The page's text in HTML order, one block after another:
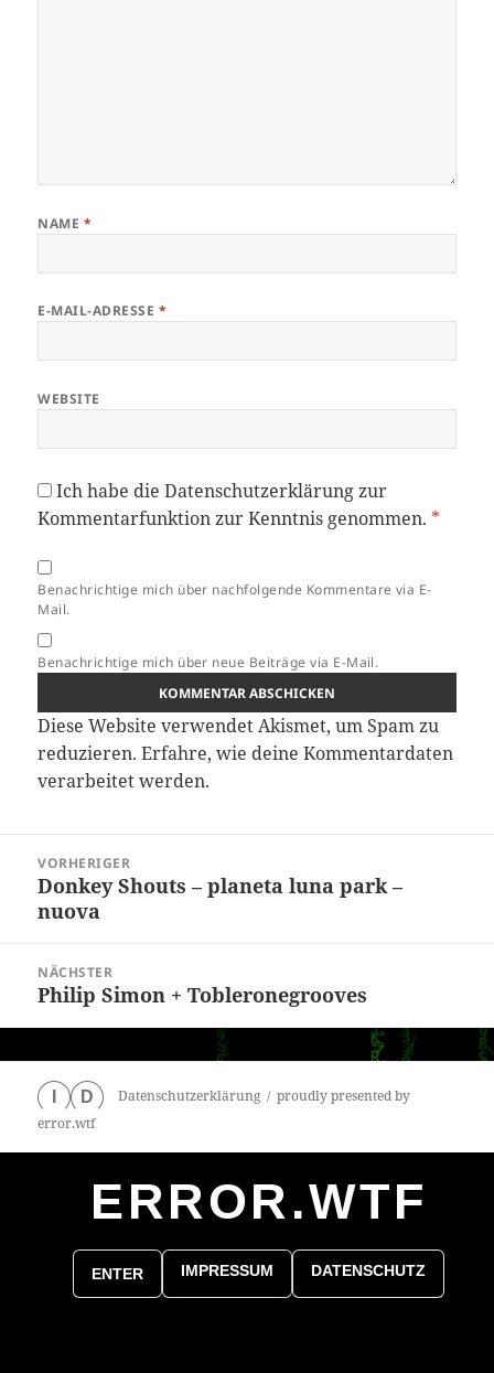
NAME *
E-MAIL-ADRESSE *
WEBSITE
Ich habe dieDatenschutzerklärungzur
Kommentarfunktion zur Kenntnis genommen. *
Benachrichtige mich über nachfolgende Kommentare via E-
Mail.
Benachrichtige mich über neue Beiträge via E-Mail.
Diese Website verwendet Akismet, um Spam zu
reduzieren.Erfahre, wie deine Kommentardaten
verarbeitet werden.
VORHERIGER
Vorheriger
Beitrag:
Donkey Shouts – planeta luna park –
nuova
NÄCHSTER
Nächster
Beitrag:
Philip Simon + Tobleronegrooves
D Datenschutzerklärung
proudly presented by
error.wtf
ERROR.WTF
ENTER IMPRESSUM DATENSCHUTZ